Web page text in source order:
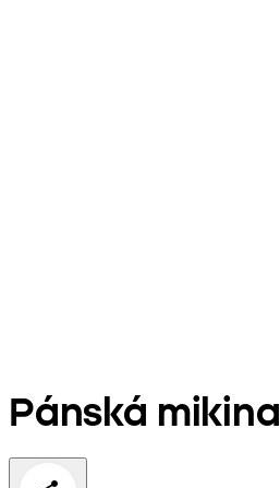
Pánská mikina